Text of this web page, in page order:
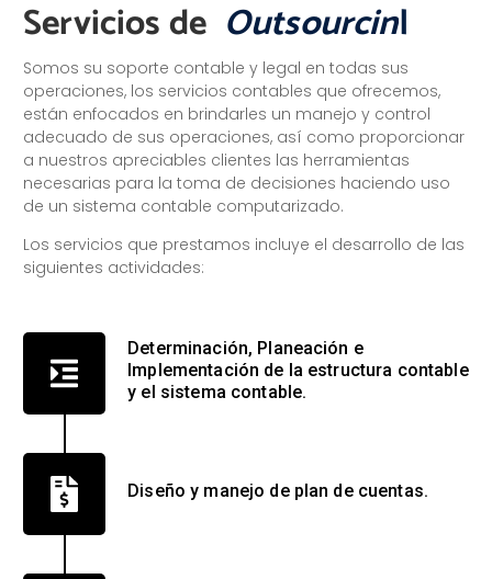
Servicios de Outsourcing
Somos su soporte contable y legal en todas sus
operaciones, los servicios contables que ofrecemos,
están enfocados en brindarles un manejo y control
adecuado de sus operaciones, así como proporcionar
a nuestros apreciables clientes las herramientas
necesarias para la toma de decisiones haciendo uso
de un sistema contable computarizado.
Los servicios que prestamos incluye el desarrollo de las
siguientes actividades:
Determinación, Planeación e
Implementación de la estructura contable
y el sistema contable.
Diseño y manejo de plan de cuentas.